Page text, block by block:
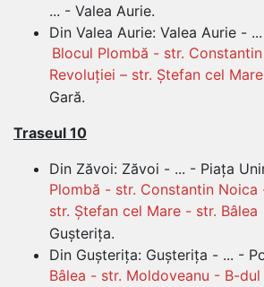
... - Valea Aurie.
Din Valea Aurie: Valea Aurie -
Blocul Plombă - str.
Revoluției – str. Ștefan cel
Gară.
Traseul 10
Din Zăvoi: Zăvoi - ... - Piața
Plombă - str. Constantin Noica
str. Ștefan cel Mare - str. Bâlea
Gușterița.
Din Gușterița: Gușterița - ... -
Bâlea - str. Moldoveanu - B-dul